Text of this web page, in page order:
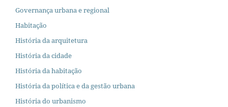
Governança urbana e regional
Habitação
História da arquitetura
História da cidade
História da habitação
História da política e da gestão urbana
História do urbanismo